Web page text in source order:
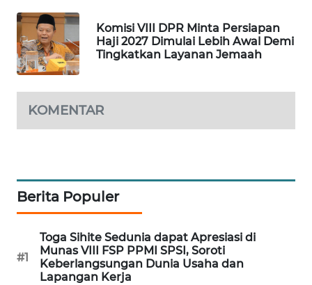
Komisi VIII DPR Minta Persiapan
Haji 2027 Dimulai Lebih Awal Demi
Tingkatkan Layanan Jemaah
KOMENTAR
Berita Populer
#1
Toga Sihite Sedunia dapat Apresiasi di
Munas VIII FSP PPMI SPSI, Soroti
Keberlangsungan Dunia Usaha dan
Lapangan Kerja
WAHANA
DESA
WISATA
LAPAK
KONSUMEN
MASYARAKAT
KELISTRIKAN